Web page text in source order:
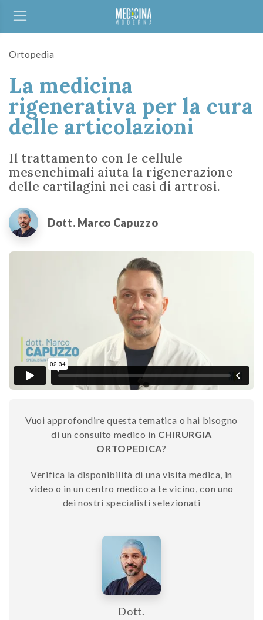
Ortopedia
La medicina
rigenerativa per la cura
delle articolazioni
Il trattamento con le cellule
mesenchimali aiuta la rigenerazione
delle cartilagini nei casi di artrosi.
Dott. Marco Capuzzo
Vuoi approfondire questa tematica o hai bisogno
di un consulto medico in CHIRURGIA
ORTOPEDICA?
Verifica la disponibilità di una visita medica, in
video o in un centro medico a te vicino, con uno
dei nostri specialisti selezionati
Dott.